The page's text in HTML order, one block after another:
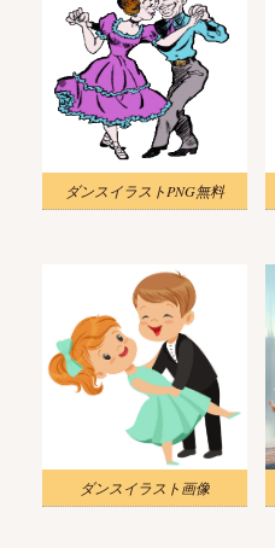
ダンスイラストPNG無料
ダンスイラスト画像